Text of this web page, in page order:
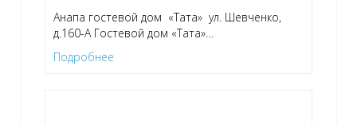
Анапа гостевой дом «Тата» ул. Шевченко,
д.160-А Гостевой дом «Тата»
Подробнее